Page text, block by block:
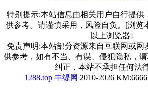
特别提示:本站信息由相关用户自行提供
供参考。请谨慎采用，风险自负。[浏览
以上浏览器]
免责声明:本站部分资源来自互联网或网
供参考，如有不当、有误、侵犯隐私，
纠正，本站不承担任何法
1288.top 丰缇网 2010-2026